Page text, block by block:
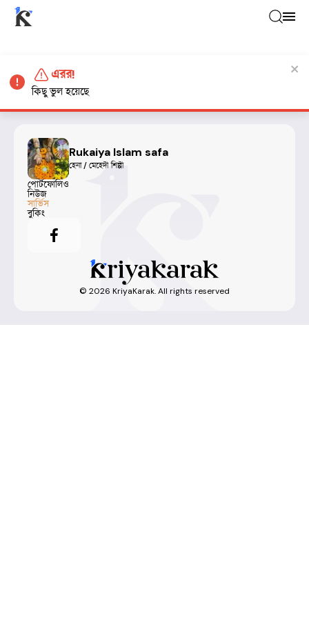
Rukaiya Islam safa
হেনা / মেহেদী শিল্পী
পোর্টফোলিও
নিউজ
সার্ভিস
বুকিং
© 2026 KriyaKarak. All rights reserved
এরর!
কিছু ভুল হয়েছে